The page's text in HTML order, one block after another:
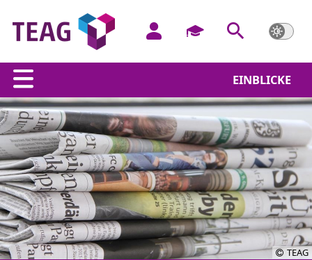
EINBLICKE
TEAG